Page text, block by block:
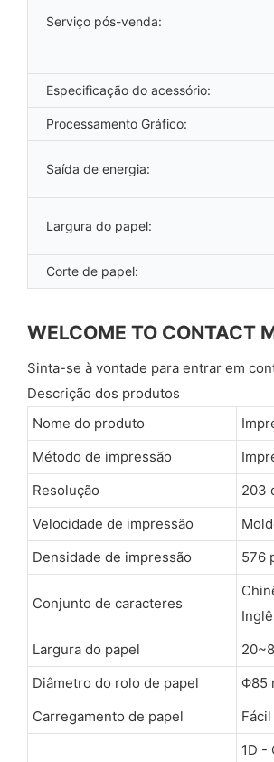
Serviço pós-venda:
Especificação do acessório:
Processamento Gráfico:
Saída de energia:
Largura do papel:
Corte de papel:
WELCOME TO CONTACT
Sinta-se à vontade para entrar em
Descrição dos produtos
Nome do produto
Método de impressão
Resolução
203
Velocidade de impressão
Densidade de impressão
576
Conjunto de caracteres
Largura do papel
Diâmetro do rolo de papel
Φ85
Carregamento de papel
1D -